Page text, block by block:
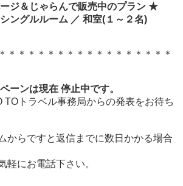
ジ＆じゃらんで販売中のプラン ★
ングルルーム ／ 和室(１～２名)
＊＊＊＊＊＊＊＊＊＊＊＊＊＊＊＊＊
ーンは現在 停止中です。
TOトラベル事務局からの発表をお待ち
からですと返信までに数日かかる場合
軽にお電話下さい。